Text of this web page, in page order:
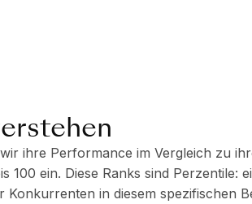
ihre Performance im Vergleich zu
ein. Diese Ranks sind Perzentile:
in diesem spezifischen